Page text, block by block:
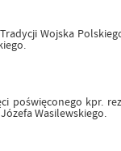
Wojska
poświęconego kpr.
Wasilewskiego.